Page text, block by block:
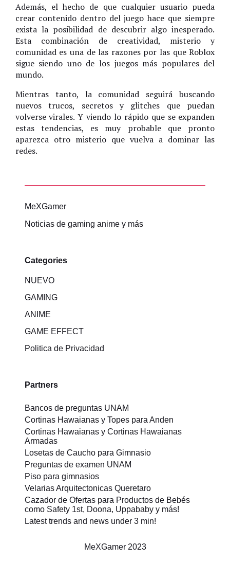
Además, el hecho de que cualquier usuario pueda
crear contenido dentro del juego hace que siempre
exista la posibilidad de descubrir algo inesperado.
Esta combinación de creatividad, misterio y
comunidad es una de las razones por las que Roblox
sigue siendo uno de los juegos más populares del
mundo.
Mientras tanto, la comunidad seguirá buscando
nuevos trucos, secretos y glitches que puedan
volverse virales. Y viendo lo rápido que se expanden
estas tendencias, es muy probable que pronto
aparezca otro misterio que vuelva a dominar las
redes.
MeXGamer
Noticias de gaming anime y más
Categories
NUEVO
GAMING
ANIME
GAME EFFECT
Politica de Privacidad
Partners
Bancos de preguntas UNAM
Cortinas Hawaianas y Topes para Anden
Cortinas Hawaianas y Cortinas Hawaianas
Armadas
Losetas de Caucho para Gimnasio
Preguntas de examen UNAM
Piso para gimnasios
Velarias Arquitectonicas Queretaro
Cazador de Ofertas para Productos de Bebés
como Safety 1st, Doona, Uppababy y más!
Latest trends and news under 3 min!
MeXGamer2023